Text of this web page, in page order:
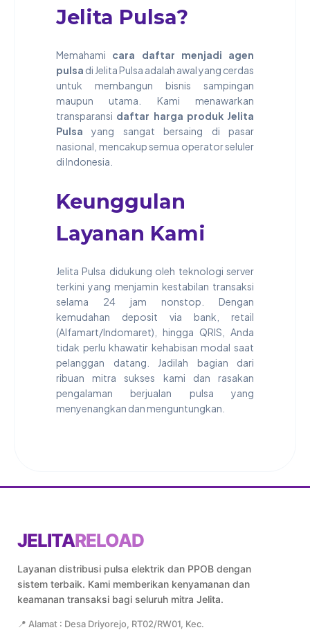
Jelita Pulsa?
Memahami cara daftar menjadi agen
pulsa di Jelita Pulsa adalah awal yang cerdas
untuk membangun bisnis sampingan
maupun utama. Kami menawarkan
transparansi daftar harga produk Jelita
Pulsa yang sangat bersaing di pasar
nasional, mencakup semua operator seluler
di Indonesia.
Keunggulan
Layanan Kami
Jelita Pulsa didukung oleh teknologi server
terkini yang menjamin kestabilan transaksi
selama 24 jam nonstop. Dengan
kemudahan deposit via bank, retail
(Alfamart/Indomaret), hingga QRIS, Anda
tidak perlu khawatir kehabisan modal saat
pelanggan datang. Jadilah bagian dari
ribuan mitra sukses kami dan rasakan
pengalaman berjualan pulsa yang
menyenangkan dan menguntungkan.
JELITARELOAD
Layanan distribusi pulsa elektrik dan PPOB dengan
sistem terbaik. Kami memberikan kenyamanan dan
keamanan transaksi bagi seluruh mitra Jelita.
📍 Alamat : Desa Driyorejo, RT02/RW01, Kec.